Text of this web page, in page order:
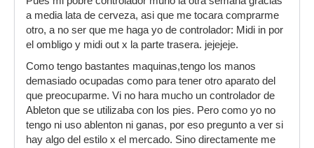
a media lata de cerveza, asi que me tocara comprarme
otro, a no ser que me haga yo de controlador: Midi in por
el ombligo y midi out x la parte trasera. jejejeje.
Como tengo bastantes maquinas,tengo los manos
demasiado ocupadas como para tener otro aparato del
que preocuparme. Vi no hara mucho un controlador de
Ableton que se utilizaba con los pies. Pero como yo no
tengo ni uso ablenton ni ganas, por eso pregunto a ver si
hay algo del estilo x el mercado. Sino directamente me